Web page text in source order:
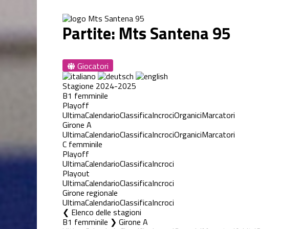
Partite: Mts Santena 95
Giocatori
Stagione 2024-2025
B1 femminile
Playoff
UltimaCalendarioClassificaIncrociOrganiciMarcatori
Girone A
UltimaCalendarioClassificaIncrociOrganiciMarcatori
C femminile
Playoff
UltimaCalendarioClassificaIncroci
Playout
UltimaCalendarioClassificaIncroci
Girone regionale
UltimaCalendarioClassificaIncroci
Elenco delle stagioni
B1 femminile ❯ Girone A